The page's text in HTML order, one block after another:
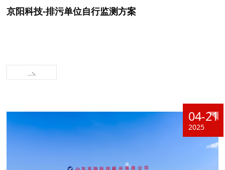
京阳科技-排污单位自行监测方案
04-21
2025